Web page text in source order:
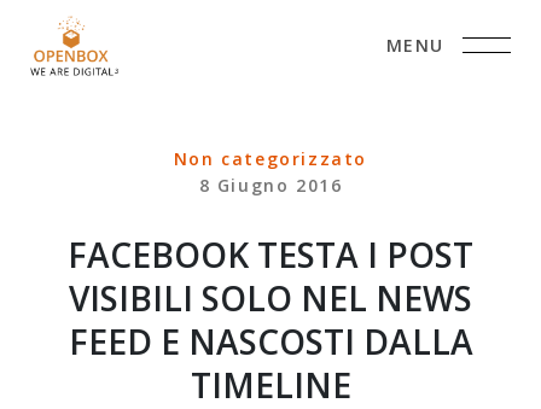
MENU
Non categorizzato
8 Giugno 2016
FACEBOOK TESTA I POST
VISIBILI SOLO NEL NEWS
FEED E NASCOSTI DALLA
TIMELINE